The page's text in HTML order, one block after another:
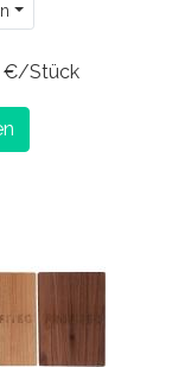
€/Stück